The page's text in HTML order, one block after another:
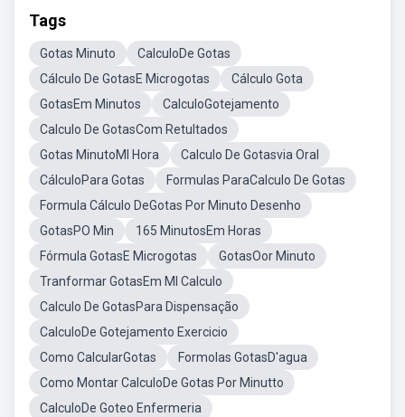
Tags
Gotas Minuto
CalculoDe Gotas
Cálculo De GotasE Microgotas
Cálculo Gota
GotasEm Minutos
CalculoGotejamento
Calculo De GotasCom Retultados
Gotas MinutoMl Hora
Calculo De Gotasvia Oral
CálculoPara Gotas
Formulas ParaCalculo De Gotas
Formula Cálculo DeGotas Por Minuto Desenho
GotasPO Min
165 MinutosEm Horas
Fórmula GotasE Microgotas
GotasOor Minuto
Tranformar GotasEm Ml Calculo
Calculo De GotasPara Dispensação
CalculoDe Gotejamento Exercicio
Como CalcularGotas
Formolas GotasD'agua
Como Montar CalculoDe Gotas Por Minutto
CalculoDe Goteo Enfermeria